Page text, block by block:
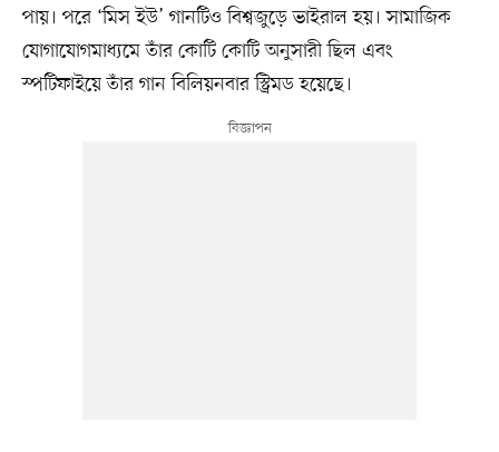
পায়। পরে ‘মিস ইউ’ গানটিও বিশ্বজুড়ে ভাইরাল হয়। সামাজিক
যোগাযোগমাধ্যমে তাঁর কোটি কোটি অনুসারী ছিল এবং
স্পটিফাইয়ে তাঁর গান বিলিয়নবার স্ট্রিমড হয়েছে।